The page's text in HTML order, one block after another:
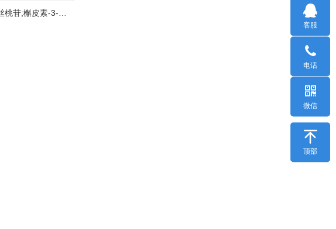
客服
电话
微信

顶部